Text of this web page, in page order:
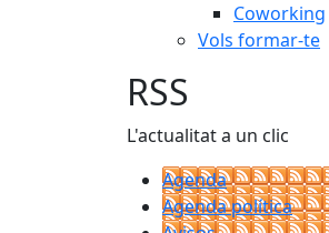
Coworking
Vols formar-te
RSS
L'actualitat a un clic
Agenda
Agenda política